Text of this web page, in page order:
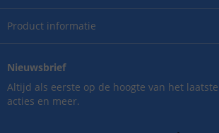
Product informatie
Nieuwsbrief
Altijd als eerste op de hoogte van het
acties en meer.